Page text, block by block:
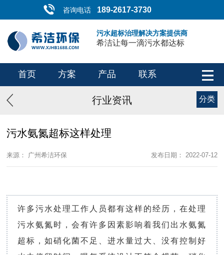
咨询电话 189-2617-3730
污水超标治理解决方案提供商
希洁让每一滴污水都达标
首页 方案 产品 联系
行业资讯 分类
污水氨氮超标这样处理
来源： 广州希洁环保 发布日期： 2022-07-12
许多污水处理工作人员都有这样的经历，在处理
污水氨氮时，会有许多因素影响着我们出水氨氮
超标，如硝化菌不足、进水量过大、没有控制好